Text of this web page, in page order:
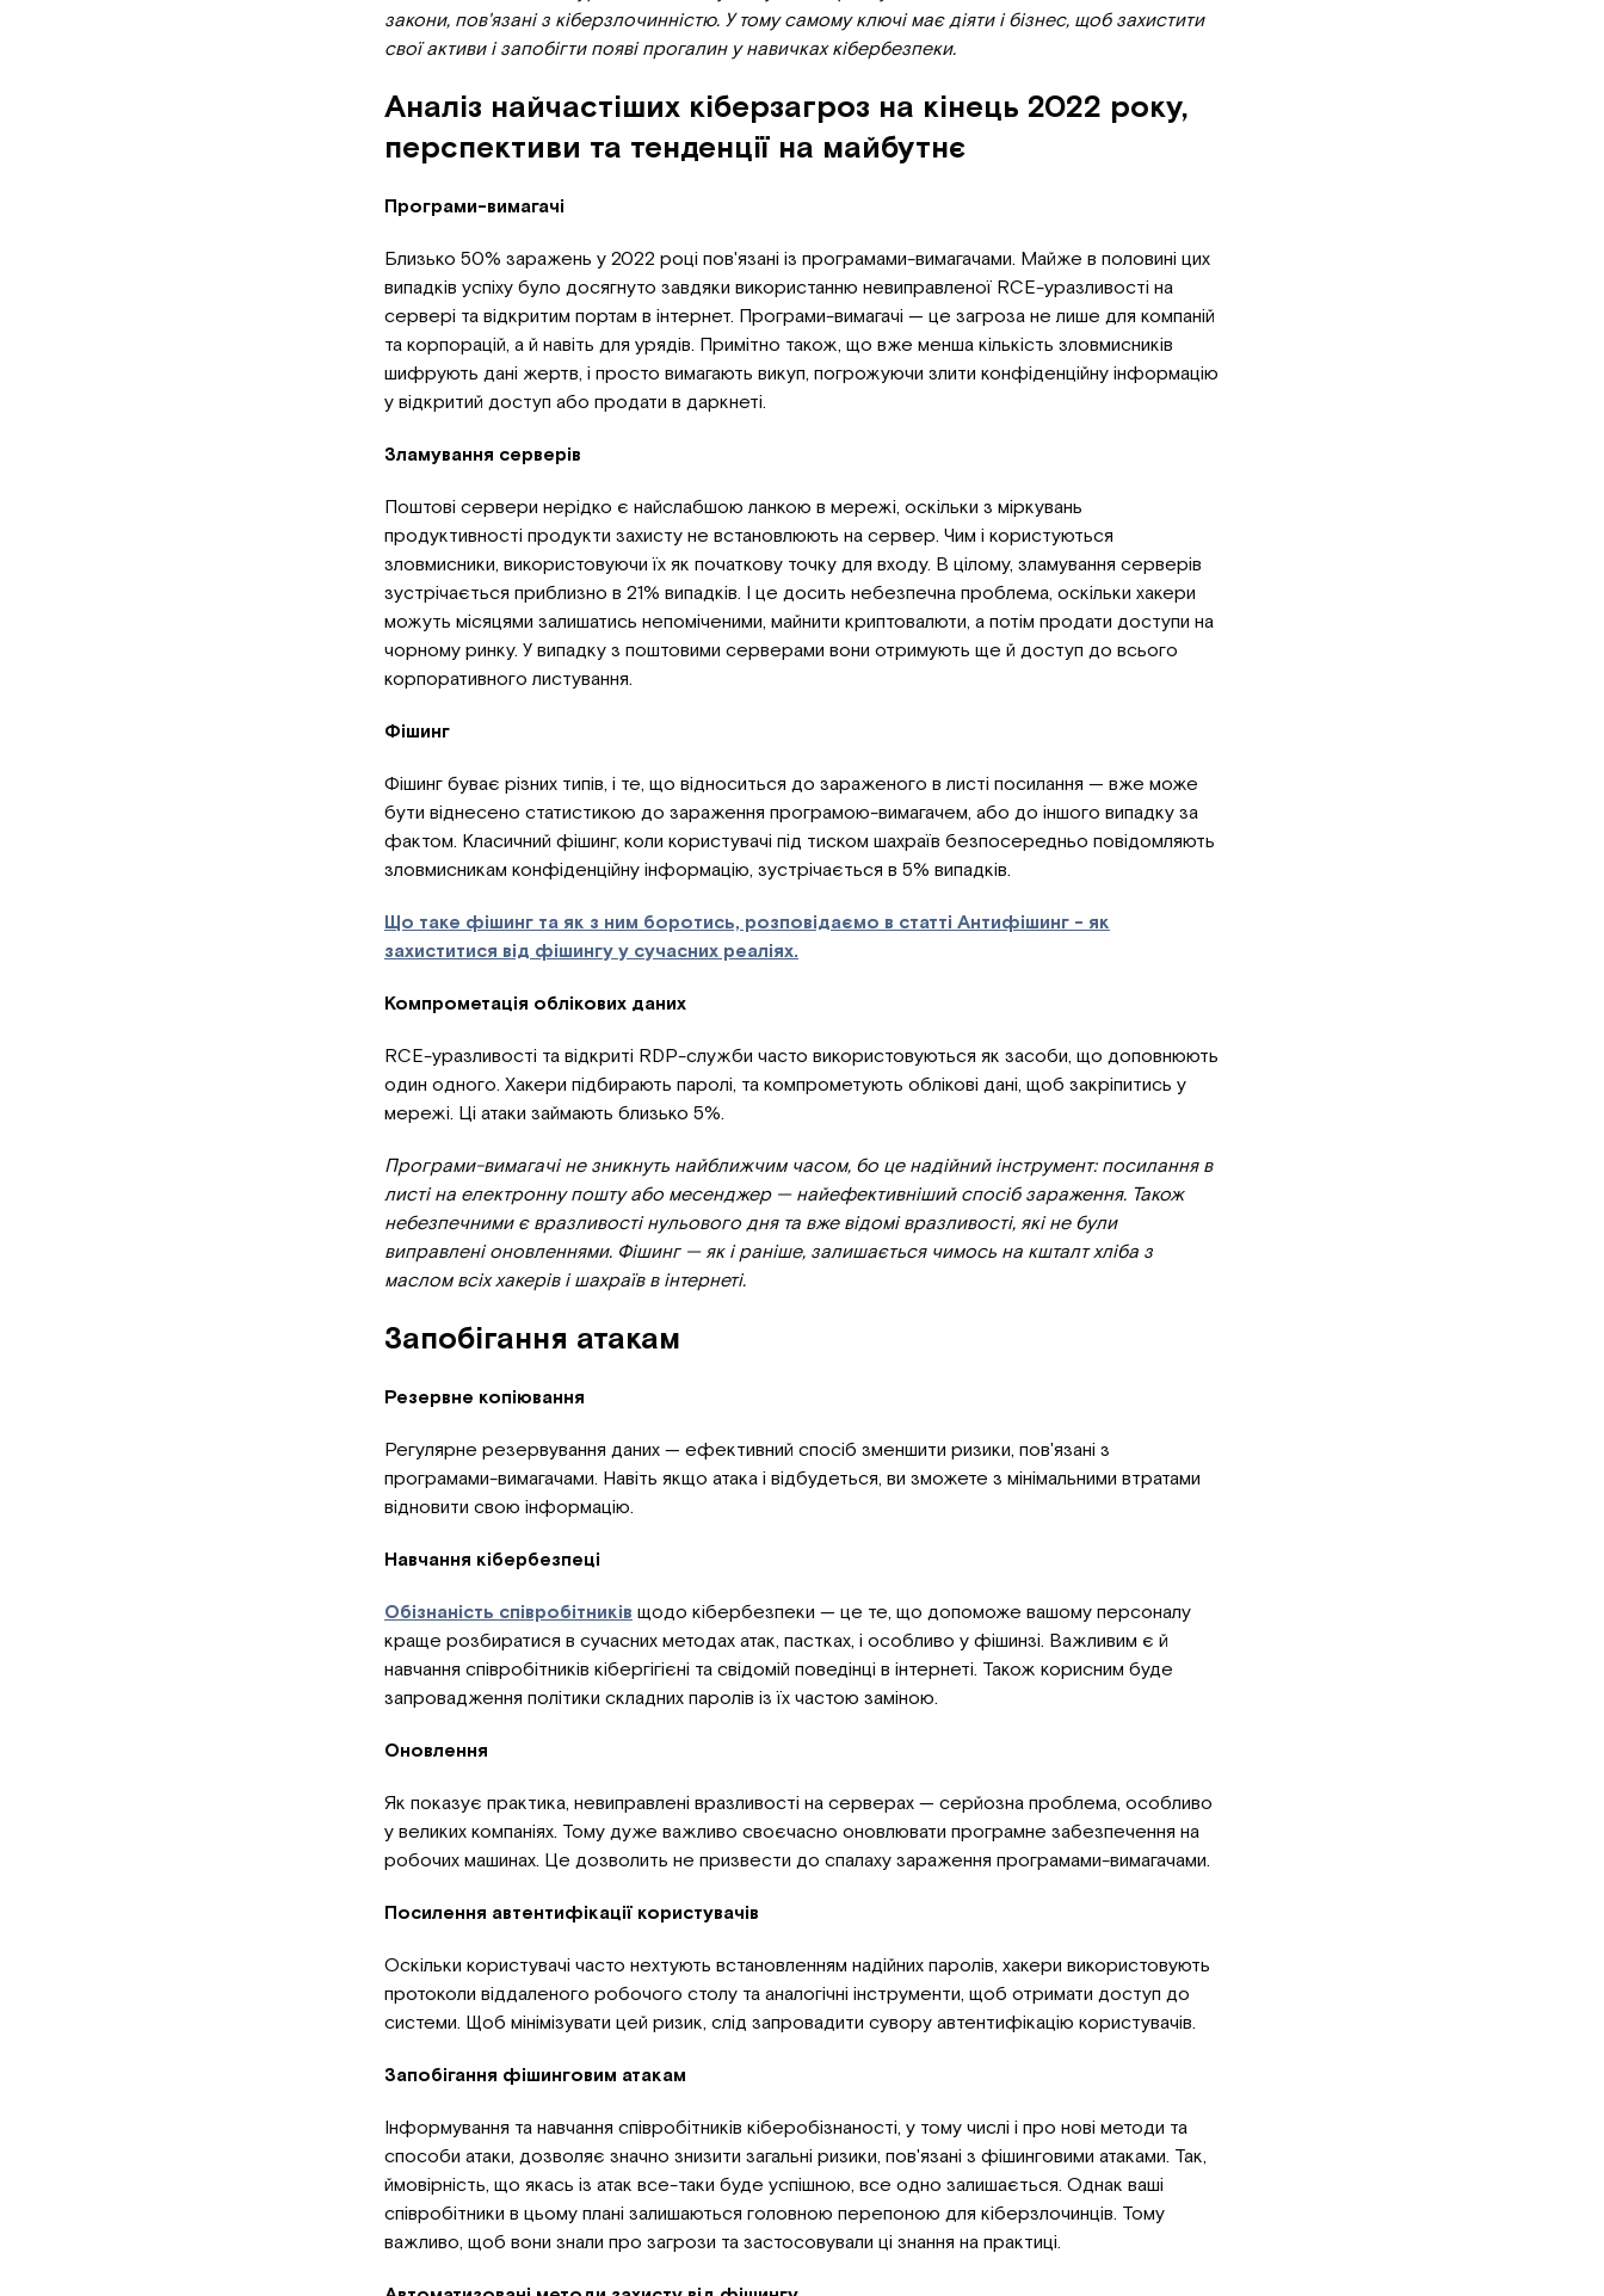
закони, пов'язані з кіберзлочинністю. У тому самому ключі має діяти і бізнес, щоб захистити
свої активи і запобігти появі прогалин у навичках кібербезпеки.
Аналіз найчастіших кіберзагроз на кінець 2022 року,
перспективи та тенденції на майбутнє
Програми-вимагачі
Близько 50% заражень у 2022 році пов'язані із програмами-вимагачами. Майже в половині цих
випадків успіху було досягнуто завдяки використанню невиправленої RCE-уразливості на
сервері та відкритим портам в інтернет. Програми-вимагачі — це загроза не лише для компаній
та корпорацій, а й навіть для урядів. Примітно також, що вже менша кількість зловмисників
шифрують дані жертв, і просто вимагають викуп, погрожуючи злити конфіденційну інформацію
у відкритий доступ або продати в даркнеті.
Зламування серверів
Поштові сервери нерідко є найслабшою ланкою в мережі, оскільки з міркувань
продуктивності продукти захисту не встановлюють на сервер. Чим і користуються
зловмисники, використовуючи їх як початкову точку для входу. В цілому, зламування серверів
зустрічається приблизно в 21% випадків. І це досить небезпечна проблема, оскільки хакери
можуть місяцями залишатись непоміченими, майнити криптовалюти, а потім продати доступи на
чорному ринку. У випадку з поштовими серверами вони отримують ще й доступ до всього
корпоративного листування.
Фішинг
Фішинг буває різних типів, і те, що відноситься до зараженого в листі посилання — вже може
бути віднесено статистикою до зараження програмою-вимагачем, або до іншого випадку за
фактом. Класичний фішинг, коли користувачі під тиском шахраїв безпосередньо повідомляють
зловмисникам конфіденційну інформацію, зустрічається в 5% випадків.
Що таке фішинг та як з ним боротись, розповідаємо в статті Антифішинг - як
захиститися від фішингу у сучасних реаліях.
Компрометація облікових даних
RCE-уразливості та відкриті RDP-служби часто використовуються як засоби, що доповнюють
один одного. Хакери підбирають паролі, та компрометують облікові дані, щоб закріпитись у
мережі. Ці атаки займають близько 5%.
Програми-вимагачі не зникнуть найближчим часом, бо це надійний інструмент: посилання в
листі на електронну пошту або месенджер — найефективніший спосіб зараження. Також
небезпечними є вразливості нульового дня та вже відомі вразливості, які не були
виправлені оновленнями. Фішинг — як і раніше, залишається чимось на кшталт хліба з
маслом всіх хакерів і шахраїв в інтернеті.
Запобігання атакам
Резервне копіювання
Регулярне резервування даних — ефективний спосіб зменшити ризики, пов'язані з
програмами-вимагачами. Навіть якщо атака і відбудеться, ви зможете з мінімальними втратами
відновити свою інформацію.
Навчання кібербезпеці
Обізнаність співробітників щодо кібербезпеки — це те, що допоможе вашому персоналу
краще розбиратися в сучасних методах атак, пастках, і особливо у фішинзі. Важливим є й
навчання співробітників кібергігієні та свідомій поведінці в інтернеті. Також корисним буде
запровадження політики складних паролів із їх частою заміною.
Оновлення
Як показує практика, невиправлені вразливості на серверах — серйозна проблема, особливо
у великих компаніях. Тому дуже важливо своєчасно оновлювати програмне забезпечення на
робочих машинах. Це дозволить не призвести до спалаху зараження програмами-вимагачами.
Посилення автентифікації користувачів
Оскільки користувачі часто нехтують встановленням надійних паролів, хакери використовують
протоколи віддаленого робочого столу та аналогічні інструменти, щоб отримати доступ до
системи. Щоб мінімізувати цей ризик, слід запровадити сувору автентифікацію користувачів.
Запобігання фішинговим атакам
Інформування та навчання співробітників кіберобізнаності, у тому числі і про нові методи та
способи атаки, дозволяє значно знизити загальні ризики, пов'язані з фішинговими атаками. Так,
ймовірність, що якась із атак все-таки буде успішною, все одно залишається. Однак ваші
співробітники в цьому плані залишаються головною перепоною для кіберзлочинців. Тому
важливо, щоб вони знали про загрози та застосовували ці знання на практиці.